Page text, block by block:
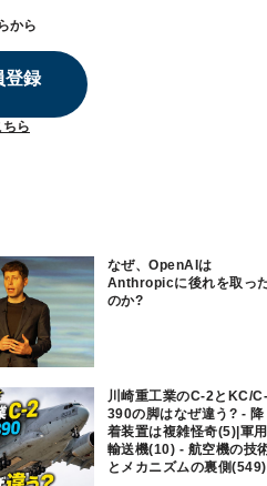
から
登録
ちら
なぜ、OpenAIは
Anthropicに後れを取っ
のか?
川崎重工業のC-2とKC/C-
390の脚はなぜ違う? - 降
着装置は複雑怪奇(5)|軍用
輸送機(10) - 航空機の技
とメカニズムの裏側(549)